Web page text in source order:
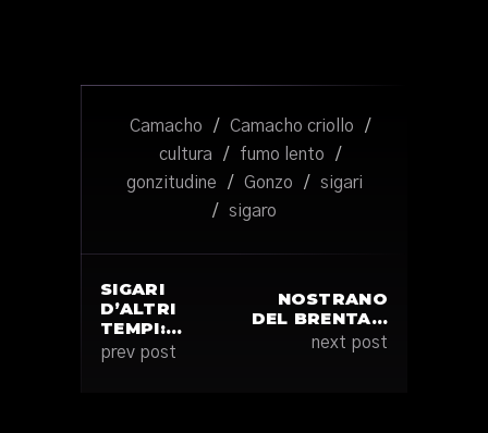
Camacho / Camacho criollo
/
cultura
/ fumo lento
/
gonzitudine
/ Gonzo /
sigari
/
sigaro
SIGARI
D’ALTRI
TEMPI:…
prev post
NOSTRANO
DEL BRENTA…
next post